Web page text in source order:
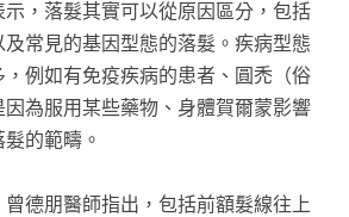
，落髮其實可以從原因區分，包括
常見的基因型態的落髮。疾病型態
，例如有免疫疾病的患者、圓禿（俗
為服用某些藥物、身體賀爾蒙影響
的範疇。
德朋醫師指出，包括前額髮線往上